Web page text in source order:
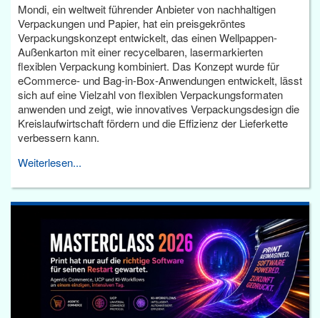
Mondi, ein weltweit führender Anbieter von nachhaltigen
Verpackungen und Papier, hat ein preisgekröntes
Verpackungskonzept entwickelt, das einen Wellpappen-
Außenkarton mit einer recycelbaren, lasermarkierten
flexiblen Verpackung kombiniert. Das Konzept wurde für
eCommerce- und Bag-in-Box-Anwendungen entwickelt, lässt
sich auf eine Vielzahl von flexiblen Verpackungsformaten
anwenden und zeigt, wie innovatives Verpackungsdesign die
Kreislaufwirtschaft fördern und die Effizienz der Lieferkette
verbessern kann.
Weiterlesen...